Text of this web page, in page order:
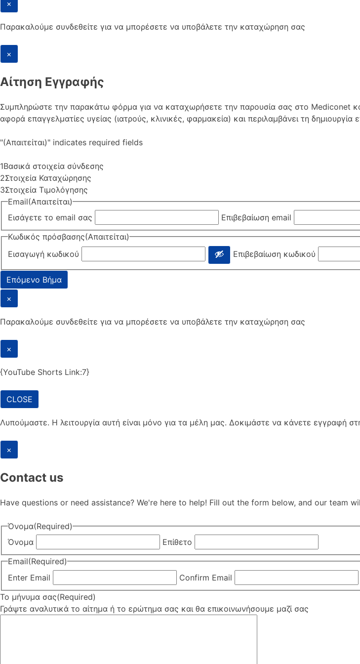
×
Παρακαλούμε συνδεθείτε για να μπορέσετε να υποβάλετε την καταχώρηση σας
×
Αίτηση Εγγραφής
Συμπληρώστε την παρακάτω φόρμα για να καταχωρήσετε την παρουσία σας στο Mediconet
αφορά επαγγελματίες υγείας (ιατρούς, κλινικές, φαρμακεία) και περιλαμβάνει τη
"(Απαιτείται)" indicates required fields
1Βασικά στοιχεία σύνδεσης
2Στοιχεία Καταχώρησης
3Στοιχεία Τιμολόγησης
Email(Απαιτείται)
Εισάγετε το email σας
Επιβεβαίωση email
Κωδικός πρόσβασης(Απαιτείται)
Εισαγωγή κωδικού
Επιβεβαίωση κωδικού
×
Παρακαλούμε συνδεθείτε για να μπορέσετε να υποβάλετε την καταχώρηση σας
×
{YouTube Shorts Link:7}
CLOSE
Λυπούμαστε. Η λειτουργία αυτή είναι μόνο για τα μέλη μας. Δοκιμάστε να κάνετε εγγραφή
×
Contact us
Have questions or need assistance? We're here to help! Fill out the form below, and our team
Όνομα(Required)
Όνομα
Επίθετο
Email(Required)
Enter Email
Confirm Email
Το μήνυμα σας(Required)
Γράψτε αναλυτικά το αίτημα ή το ερώτημα σας και θα επικοινωνήσουμε μαζί σας